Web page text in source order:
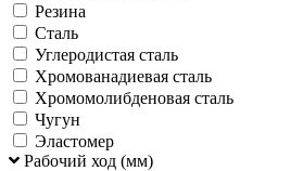
Резина
Сталь
Углеродистая сталь
Хромованадиевая сталь
Хромомолибденовая сталь
Чугун
Эластомер
Рабочий ход (мм)